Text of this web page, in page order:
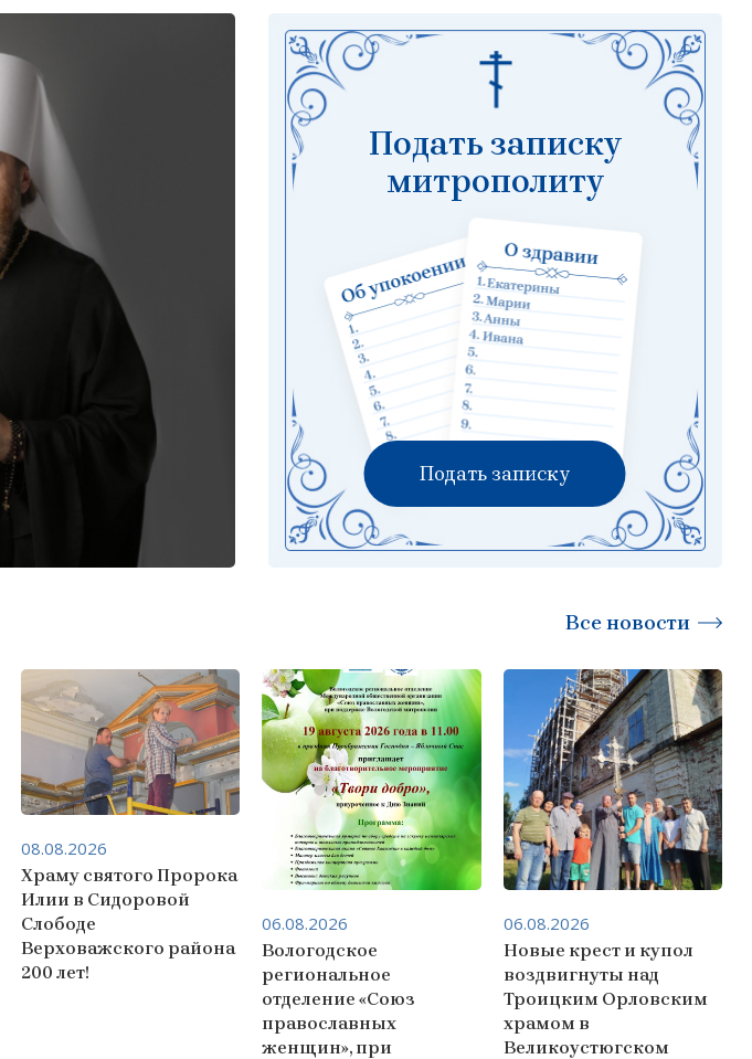
Подать записку
митрополиту
Подать записку
Все новости
Храму святого Пророка
Илии в Сидоровой
Слободе
Верховажского района
200 лет!
08.08.2026
Вологодское
региональное
отделение «Союз
православных
женщин», при
06.08.2026
Новые крест и купол
воздвигнуты над
Троицким Орловским
храмом в
Великоустюгском
06.08.2026